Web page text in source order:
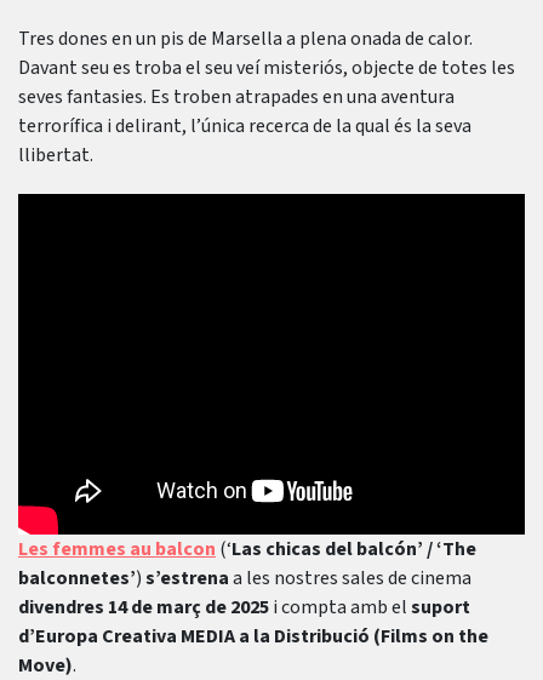
Tres dones en un pis de Marsella a plena onada de calor.
Davant seu es troba el seu veí misteriós, objecte de totes les
seves fantasies. Es troben atrapades en una aventura
terrorífica i delirant, l’única recerca de la qual és la seva
llibertat.
Les femmes au balcon (‘Las chicas del balcón’ / ‘The
balconnetes’)s’estrenaa les nostres sales de cinema
divendres 14 de març de 2025i compta amb elsuport
d’Europa Creativa MEDIA a la Distribució (Films on the
Move).